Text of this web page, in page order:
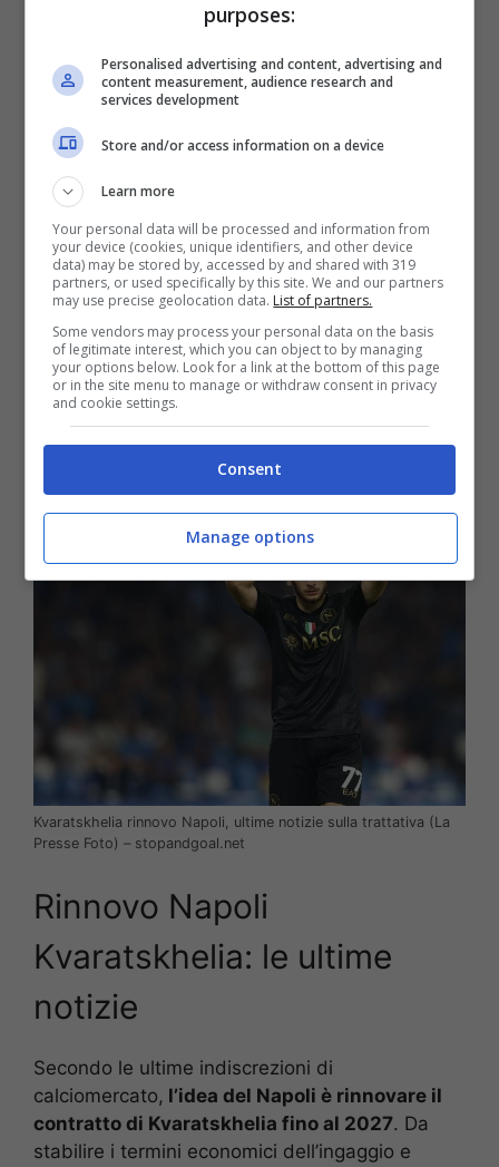
Kvaratskhelia? Cosa sta
succedendo
Reduce da un infortunio, che ha compresso il
sul suo rendimento non è solo la questione
fisica ma anche quella contrattuale che può
pesare sull’aspetto mentale del giocatore.
oggi il suo ingaggio, da 1,4 milioni a stagione
non è stato migliorato nonostante una stagione
super conclusa con la vittoria dello Scudetto. Il
calciatore s’aspettava un riconoscimento da
parte della società che non è ancora arrivato.
Le parti sono a lavoro per chiudere la trattativa
erinnovare il contratto con il Napoli di
Kvaratskhelia rinnovo Napoli, ultime notizie sulla trattativa (La
Presse Foto) – stopandgoal.net
Rinnovo Napoli
Kvaratskhelia: le ultime
notizie
Secondo le ultime indiscrezioni di
calciomercato, l’idea del Napoli è rinnovare il
contratto di Kvaratskhelia fino al 2027. Da
stabilire i termini economici dell’ingaggio e
purposes:
Personalised advertising and content, advertising and
content measurement, audience research and
services development
Store and/or access information on a device
Learn more
Your personal data will be processed and information from
your device (cookies, unique identifiers, and other device
data) may be stored by, accessed by and shared with 319
partners, or used specifically by this site. We and our partners
may use precise geolocation data. List of partners.
Some vendors may process your personal data on the basis
of legitimate interest, which you can object to by managing
your options below. Look for a link at the bottom of this page
or in the site menu to manage or withdraw consent in privacy
and cookie settings.
Consent
Manage options